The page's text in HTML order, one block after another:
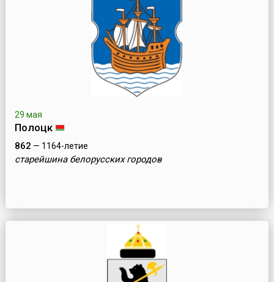
29 мая
Полоцк
862 — 1164-летие
старейшина белорусских городов